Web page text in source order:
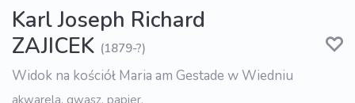
Karl Joseph Richard
ZAJICEK (1879-?)
Widok na kościół Maria am Gestade w Wiedniu